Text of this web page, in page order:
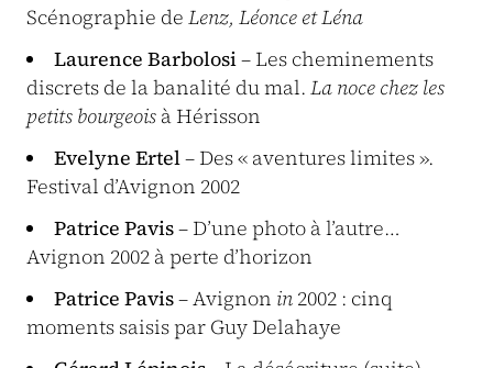
Scénographie de Lenz, Léonce et Léna
Laurence Barbolosi– Les cheminements
discrets de la banalité du mal. La noce chez les
petits bourgeois à Hérisson
Evelyne Ertel– Des « aventures limites ».
Festival d’Avignon 2002
Patrice Pavis– D’une photo à l’autre…
Avignon 2002 à perte d’horizon
Patrice Pavis– Avignon in 2002 : cinq
moments saisis par Guy Delahaye